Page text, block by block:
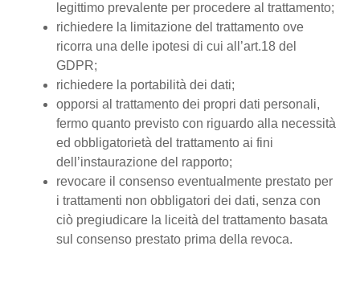
legittimo prevalente per procedere al trattamento;
richiedere la limitazione del trattamento ove
ricorra una delle ipotesi di cui all’art.18 del
GDPR;
richiedere la portabilità dei dati;
opporsi al trattamento dei propri dati personali,
fermo quanto previsto con riguardo alla necessità
ed obbligatorietà del trattamento ai fini
dell’instaurazione del rapporto;
revocare il consenso eventualmente prestato per
i trattamenti non obbligatori dei dati, senza con
ciò pregiudicare la liceità del trattamento basata
sul consenso prestato prima della revoca.